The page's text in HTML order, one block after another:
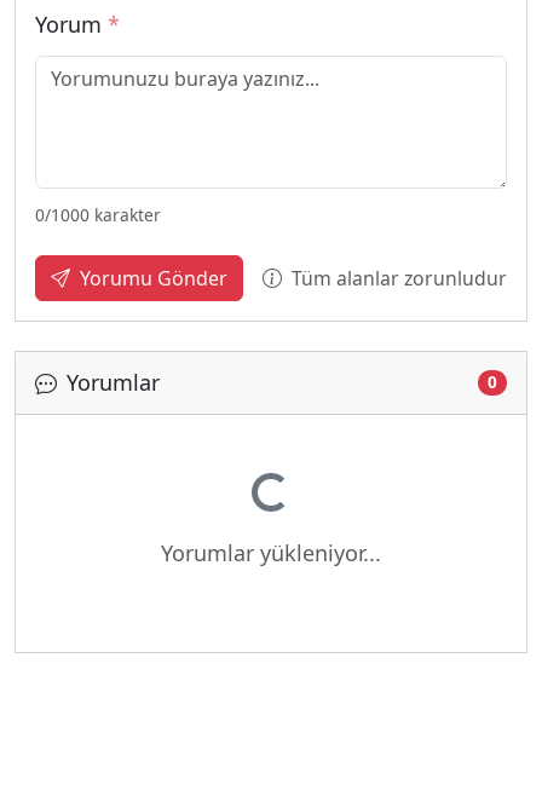
Yorum *
0/1000 karakter
Yorumu Gönder Tüm alanlar zorunludur
Yorumlar 0
Yükleniyor...
Yorumlar yükleniyor...